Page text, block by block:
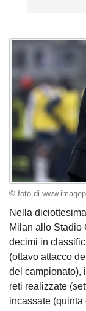
© foto di
Nella
Milan allo Stadio
decimi in
(ottavo attacco
del campionato),
reti realizzate
incassate